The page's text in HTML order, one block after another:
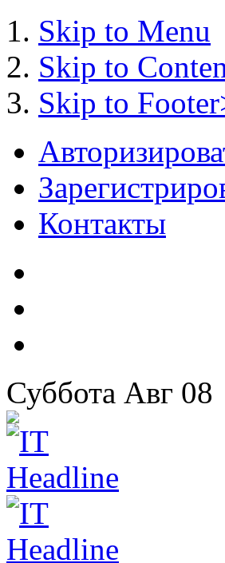
Skip to Menu
Skip to
Skip to
Контакты
Суббота Авг 08